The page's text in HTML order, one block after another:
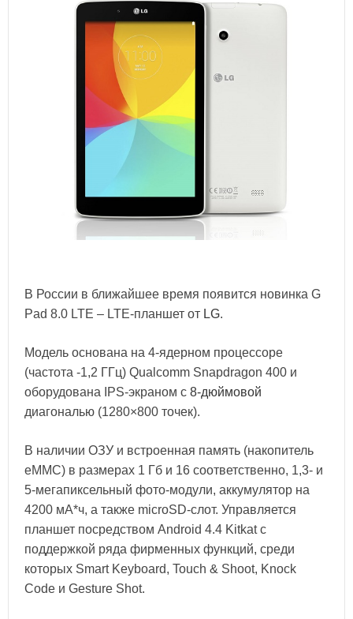
В России в ближайшее время появится новинка G
Pad 8.0 LTE – LTE-планшет от LG.
Модель основана на 4-ядерном процессоре
(частота -1,2 ГГц) Qualcomm Snapdragon 400 и
оборудована IPS-экраном с 8-дюймовой
диагональю (1280×800 точек).
В наличии ОЗУ и встроенная память (накопитель
eMMC) в размерах 1 Гб и 16 соответственно, 1,3- и
5-мегапиксельный фото-модули, аккумулятор на
4200 мА*ч, а также microSD-слот. Управляется
планшет посредством Android 4.4 Kitkat с
поддержкой ряда фирменных функций, среди
которых Smart Keyboard, Touch & Shoot, Knock
Code и Gesture Shot.